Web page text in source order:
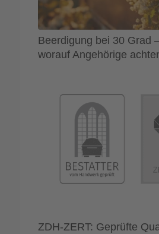
Beerdigung bei 30 Grad
worauf Angehörige
ZDH-ZERT: Geprüfte